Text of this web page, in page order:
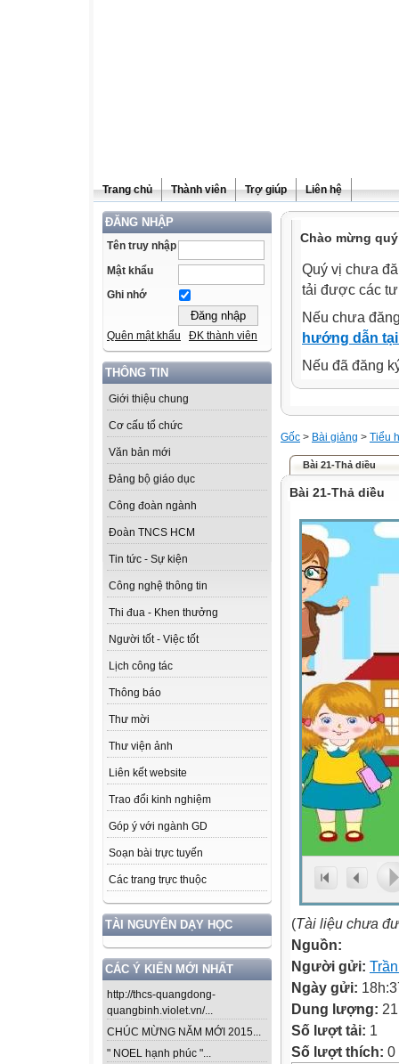
Trang chủ Thành viên Trợ giúp Liên hệ
ĐĂNG NHẬP
Tên truy nhập
Mật khẩu
Ghi nhớ
Quên mật khẩu ĐK thành viên
THÔNG TIN
Giới thiệu chung
Cơ cấu tổ chức
Văn bản mới
Đảng bộ giáo dục
Công đoàn ngành
Đoàn TNCS HCM
Tin tức - Sự kiện
Công nghệ thông tin
Thi đua - Khen thưởng
Người tốt - Việc tốt
Lịch công tác
Thông báo
Thư mời
Thư viện ảnh
Liên kết website
Trao đổi kinh nghiệm
Góp ý với ngành GD
Soạn bài trực tuyến
Các trang trực thuộc
TÀI NGUYÊN DẠY HỌC
CÁC Ý KIẾN MỚI NHẤT
http://thcs-quangdong-
quangbinh.violet.vn/...
CHÚC MỪNG NĂM MỚI 2015...
" NOEL hạnh phúc "...
Chào mừng
Quý vị chưa
tải được các
Nếu chưa
hướng dẫn
Nếu đã đăng
Gốc > Bài giảng > Tiểu
Bài 21-Thả diều
Bài 21-Thả diều
(Tài liệu chưa
Nguồn:
Người gửi:
Ngày gửi:
Dung lượng:
Số lượt tải: 1
Số lượt thích: 0